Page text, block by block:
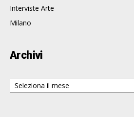
Interviste Arte
Milano
Archivi
Archivi